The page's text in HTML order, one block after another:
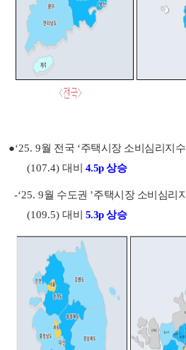
●‘25. 9월 전국 ‘주택시장 소비심리지수
(107.4) 대비 4.5p 상승
-‘25. 9월 수도권 ’주택시장 소비심리
(109.5) 대비 5.3p 상승